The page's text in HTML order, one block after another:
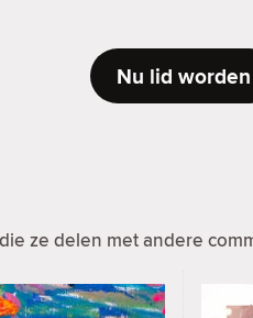
Nu lid worden
ze delen met andere